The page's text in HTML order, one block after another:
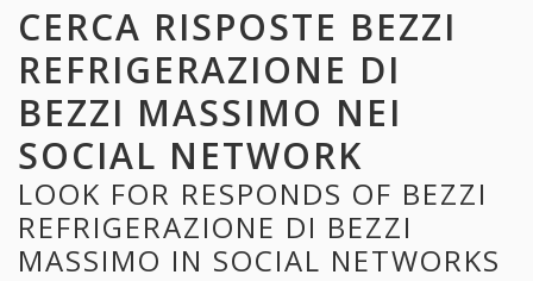
CERCA RISPOSTE BEZZI
REFRIGERAZIONE DI
BEZZI MASSIMO NEI
SOCIAL NETWORK
LOOK FOR RESPONDS OF BEZZI
REFRIGERAZIONE DI BEZZI
MASSIMO IN SOCIAL NETWORKS